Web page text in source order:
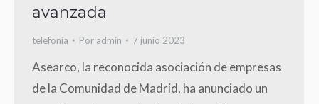
avanzada
telefonía Por admin 7 junio 2023
Asearco, la reconocida asociación de empresas
de la Comunidad de Madrid, ha anunciado un